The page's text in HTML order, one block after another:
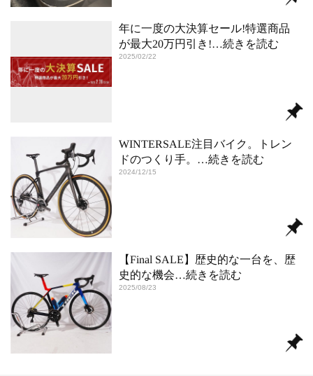
年に一度の大決算セール!特選商品
が最大20万円引き!…続きを読む
2025/02/22
WINTERSALE注目バイク。トレン
ドのつくり手。 …続きを読む
2024/12/15
【Final SALE】歴史的な一台を、歴
史的な機会…続きを読む
2025/08/23